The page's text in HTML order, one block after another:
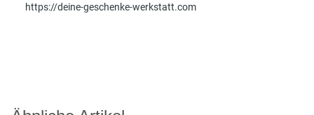
https://deine-geschenke-werkstatt.com